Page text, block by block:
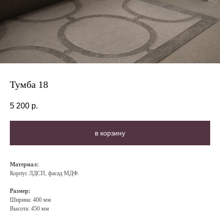
Тумба 18
5 200 р.
в корзину
Материал:
Корпус ЛДСП, фасад МДФ.
Размер:
Ширина: 400 мм
Высота: 450 мм